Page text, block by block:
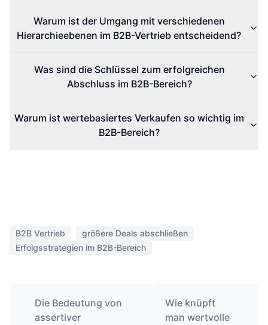
Warum ist der Umgang mit verschiedenen
Hierarchieebenen im B2B-Vertrieb entscheidend?
Was sind die Schlüssel zum erfolgreichen
Abschluss im B2B-Bereich?
Warum ist wertebasiertes Verkaufen so wichtig im
B2B-Bereich?
B2B Vertrieb
größere Deals abschließen
Erfolgsstrategien im B2B-Bereich
Die Bedeutung von
assertiver
Wie knüpft
man wertvolle